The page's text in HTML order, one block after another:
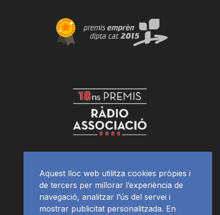
Aquest lloc web utilitza cookies pròpies i
de tercers per millorar l’experiència de
navegació, analitzar l’ús del servei i
mostrar publicitat personalitzada. En